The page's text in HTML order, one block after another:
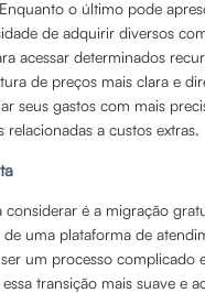
o último pode
de adquirir diversos
acessar determinados
de preços mais clara e
seus gastos com mais
relacionadas a custos extras.
é a migração
uma plataforma de
um processo complicado
transição mais suave e